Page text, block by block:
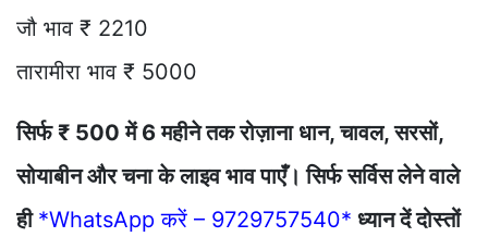
जौ भाव ₹ 2210
तारामीरा भाव ₹ 5000
सिर्फ ₹ 500 में 6 महीने तक रोज़ाना धान, चावल, सरसों,
सोयाबीन और चना के लाइव भाव पाएँ। सिर्फ सर्विस लेने वाले
ही *WhatsApp करें – 9729757540* ध्यान दें दोस्तों